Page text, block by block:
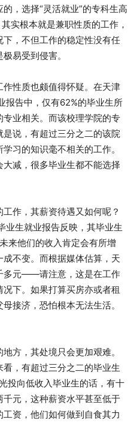
，选择“灵活就业”的专科生高
实根本就是兼职性质的工作，
，不但工作的稳定性没有任
易受到侵害。
性质也颇值得怀疑。在天津
报告中，仅有62%的毕业生所
业相关。而该校理学院的专
说，有超过三分之二的该院
习的知识毫不相关的工作。
减，很多毕业生都不能选择
作，其薪资待遇又如何呢？
业生就业报告反映，其毕业生
来他们的收入肯定会有所增
不变。而根据媒体估算，天
多元——请注意，这是在工作
下。如果打算买房亦或者租
接济，恐怕根本无法生活。
方，其处境只会更加艰难。
，有超过三分之二的毕业生
投向低收入毕业生的话，有十
元，这种薪资水平甚至低于
资，他们如何做到自食其力